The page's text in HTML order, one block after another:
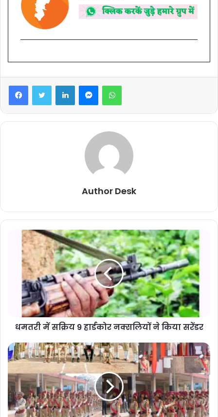
FacebookTwitter LinkedInMessengerWhatsApp
Author Desk
धमतरी में सक्रिय 9 हार्डकोर नक्सलियों ने किया सरेंडर